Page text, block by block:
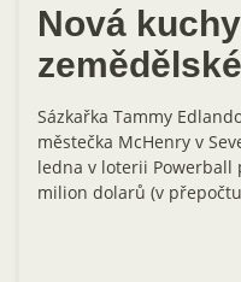
Nová
Sázkařka Tammy
městečka McHenry v
ledna v loterii Powerball
milion dolarů (v